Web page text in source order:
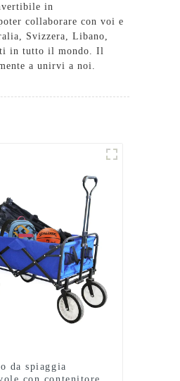
in
collaborare con voi e
Svizzera, Libano,
in tutto il mondo. Il
a unirvi a noi.
da spiaggia